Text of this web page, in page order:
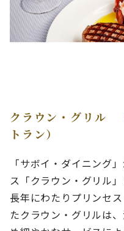
クラウン・グリル
トラン）
「サボイ・ダイニング
ス「クラウン・グリル
長年にわたりプリンセ
たクラウン・グリルは